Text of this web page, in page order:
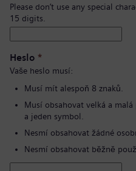
Please don’t use any special
15 digits.
Heslo *
Vaše heslo musí:
Musí mít alespoň 8 znaků.
Musí obsahovat velká a
a jeden symbol.
Nesmí obsahovat žádné
Nesmí obsahovat běžně